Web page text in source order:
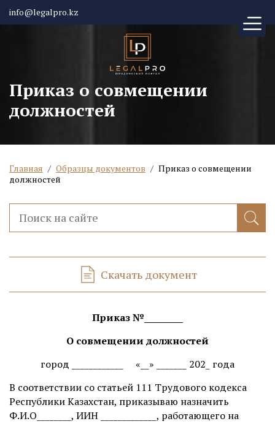
info@legalpro.kz
Приказ о совмещении
должностей
Главная / Образцы документов / Приказ о совмещении
должностей
Скачать документ
Приказ №_________
О совмещении должностей
город ____________
«__» _______ 202_ года
В соответствии со статьей 111 Трудового кодекса
Республики Казахстан, приказываю назначить
Ф.И.О________, ИИН _____________, работающего на